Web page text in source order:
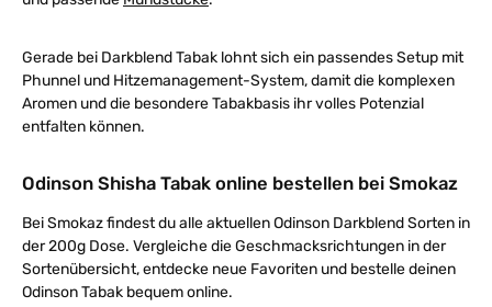
Gerade bei Darkblend Tabak lohnt sich ein passendes Setup mit
Phunnel und Hitzemanagement-System, damit die komplexen
Aromen und die besondere Tabakbasis ihr volles Potenzial
entfalten können.
Odinson Shisha Tabak online bestellen bei Smokaz
Bei Smokaz findest du alle aktuellen Odinson Darkblend Sorten in
der 200g Dose. Vergleiche die Geschmacksrichtungen in der
Sortenübersicht, entdecke neue Favoriten und bestelle deinen
Odinson Tabak bequem online.